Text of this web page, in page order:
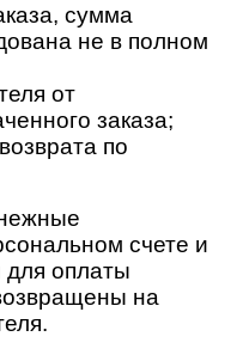
сумма
не в полном
от
заказа;
по
счете и
для оплаты
на